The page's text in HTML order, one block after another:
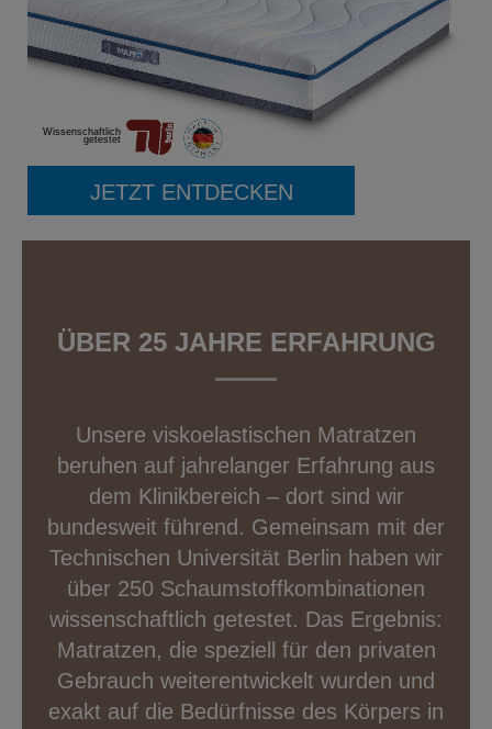
Wissenschaftlich
getestet
JETZT ENTDECKEN
ÜBER 25 JAHRE ERFAHRUNG
Unsere viskoelastischen Matratzen
beruhen auf jahrelanger Erfahrung aus
dem Klinikbereich – dort sind wir
bundesweit führend. Gemeinsam mit der
Technischen Universität Berlin haben wir
über 250 Schaumstoffkombinationen
wissenschaftlich getestet. Das Ergebnis:
Matratzen, die speziell für den privaten
Gebrauch weiterentwickelt wurden und
exakt auf die Bedürfnisse des Körpers in